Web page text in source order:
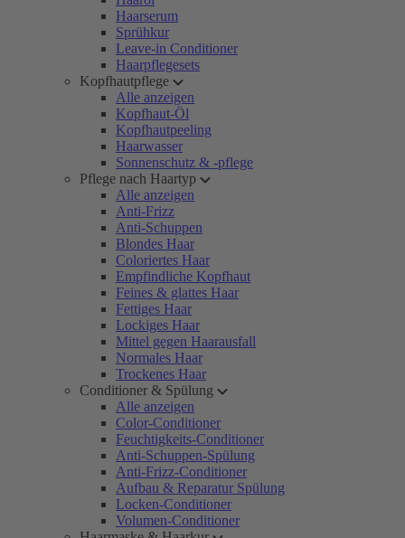
Haarserum
Sprühkur
Leave-in Conditioner
Haarpflegesets
Kopfhautpflege
Alle anzeigen
Kopfhaut-Öl
Kopfhautpeeling
Haarwasser
Sonnenschutz & -pflege
Pflege nach Haartyp
Alle anzeigen
Anti-Frizz
Anti-Schuppen
Blondes Haar
Coloriertes Haar
Empfindliche Kopfhaut
Feines & glattes Haar
Fettiges Haar
Lockiges Haar
Mittel gegen Haarausfall
Normales Haar
Trockenes Haar
Conditioner & Spülung
Alle anzeigen
Color-Conditioner
Feuchtigkeits-Conditioner
Anti-Schuppen-Spülung
Anti-Frizz-Conditioner
Aufbau & Reparatur Spülung
Locken-Conditioner
Volumen-Conditioner